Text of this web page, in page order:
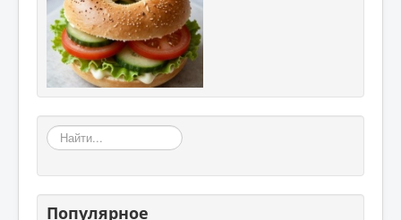
«Земля
–
а
хлеб
Популярное